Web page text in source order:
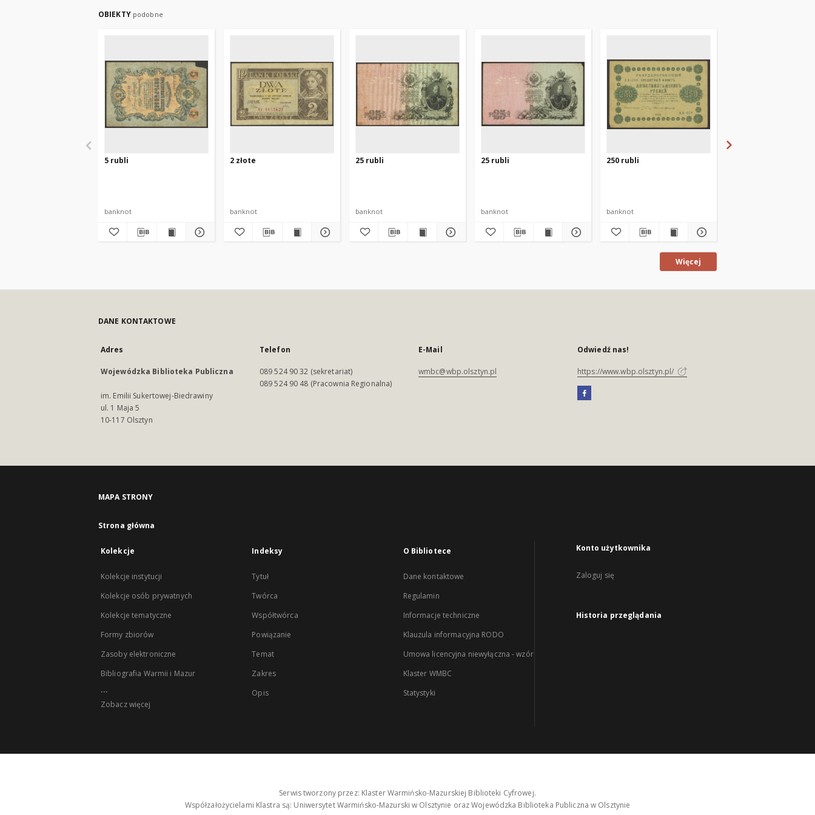
OBIEKTY podobne
5 rubli
banknot
2 złote
banknot
25 rubli
banknot
25 rubli
banknot
250 rubli
banknot
Więcej
DANE KONTAKTOWE
Adres
Wojewódzka Biblioteka Publiczna
im. Emilii Sukertowej-Biedrawiny
ul. 1 Maja 5
10-117 Olsztyn
Telefon
089 524 90 32 (sekretariat)
089 524 90 48 (Pracownia Regionalna)
E-Mail
wmbc@wbp.olsztyn.pl
Odwiedź nas!
https://www.wbp.olsztyn.pl/
MAPA STRONY
Strona główna
Kolekcje
Kolekcje instytucji
Kolekcje osób prywatnych
Kolekcje tematyczne
Formy zbiorów
Zasoby elektroniczne
Bibliografia Warmii i Mazur
...
Zobacz więcej
Indeksy
Tytuł
Twórca
Współtwórca
Powiązanie
Temat
Zakres
Opis
O Bibliotece
Dane kontaktowe
Regulamin
Informacje techniczne
Klauzula informacyjna RODO
Umowa licencyjna niewyłączna - wzór
Klaster WMBC
Statystyki
Konto użytkownika
Zaloguj się
Historia przeglądania
Serwis tworzony przez: Klaster Warmińsko-Mazurskiej Biblioteki Cyfrowej.
Współzałożycielami Klastra są: Uniwersytet Warmińsko-Mazurski w Olsztynie oraz Wojewódzka Biblioteka Publiczna w Olsztynie